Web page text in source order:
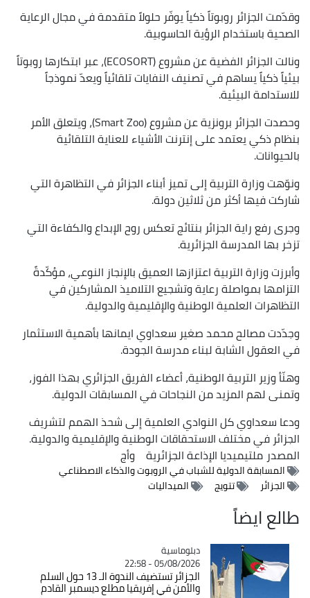
وقدّمت الجزائر روبوتاً ذكياً يوفّر حلولاً متقدمة في مجال الرعاية
الصحية باستخدام الرؤية الحاسوبية.
ونالت الجزائر الفضية عن مشروع (ECOSORT)، عبر ابتكارها روبوتاً
بيئياً ذكياً يساهم في تصنيف النفايات تلقائياً ويعدّ نموذجاً
للاستدامة البيئية.
وحصدت الجزائر برونزية عن مشروع (Smart Zoo)، ويتعلق الأمر
بنظام ذكي يعتمد على إنترنت الأشياء للعناية التلقائية
بالحيوانات.
ونوّهت وزارة التربية إلى تميز أبناء الجزائر في التظاهرة التي
شاركت فيها أكثر من ثلاثين دولة.
وجرى رفع راية الجزائر بنتائج تعكس روح الإبداع والكفاءة التي
تزخر بها المدرسة الجزائرية.
وأبرزت وزارة التربية اعتزازها العميق بالإنجاز النوعي، مؤكّدةً
التزامها بمواصلة رعاية وتشجيع التلاميذ المشاركين في
التظاهرات العلمية الوطنية والإقليمية والدولية.
وجدّدت مصالح محمد صغير سعداوي ايمانها بأهمية الاستثمار
في العقول الشابة لبناء مدرسة الجودة.
وهنّأ وزير التربية الوطنية، أعضاء الفريق الجزائري بهذا الفوز،
وتمنى لهم المزيد من النجاحات في المسابقات الدولية.
ودعا سعداوي كل النوادي العلمية إلى شحذ الهمم لتشريف
الجزائر في مختلف الاستحقاقات الوطنية والإقليمية والدولية.
المصدرملتيميديا الإذاعة الجزائرية وأج
المسابقة الدولية للشباب في الروبوت والذكاء الاصطناعي
الجزائر
تتويج الميداليات
طالع ايضاً
Catégorie
دبلوماسية
05/08/2026 - 22:58
الجزائر تستضيف الندوة الـ 13 حول السلم
والأمن في إفريقيا مطلع ديسمبر القادم